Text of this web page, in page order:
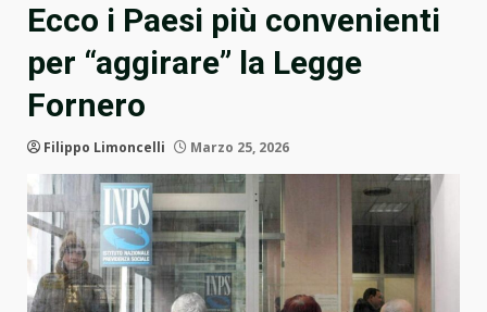
Ecco i Paesi più convenienti
per “aggirare” la Legge
Fornero
Filippo Limoncelli Marzo 25, 2026